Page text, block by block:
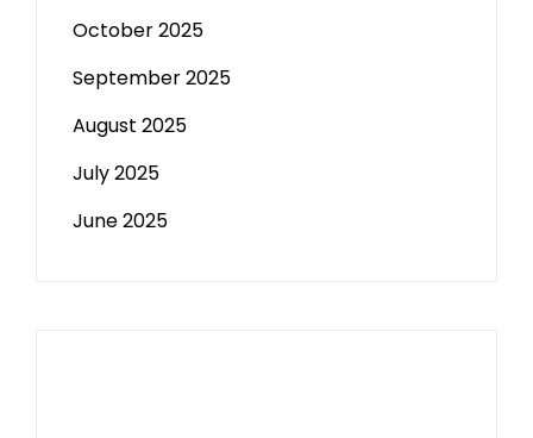
October 2025
September 2025
August 2025
July 2025
June 2025